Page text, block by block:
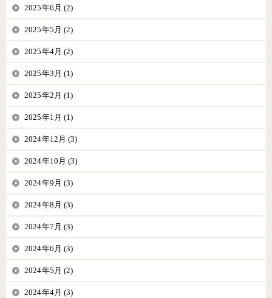
2025年6月 (2)
2025年5月 (2)
2025年4月 (2)
2025年3月 (1)
2025年2月 (1)
2025年1月 (1)
2024年12月 (3)
2024年10月 (3)
2024年9月 (3)
2024年8月 (3)
2024年7月 (3)
2024年6月 (3)
2024年5月 (2)
2024年4月 (3)